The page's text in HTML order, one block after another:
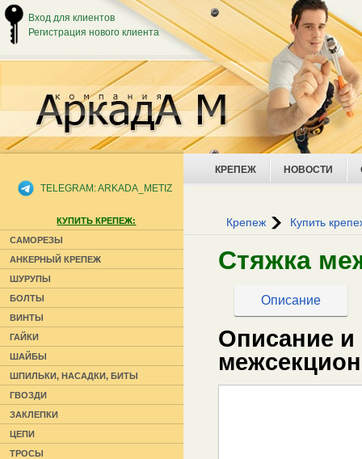
КРЕПЕЖ НОВОСТИ
Крепеж Купить
Стяжка
Описание
Описание и
TELEGRAM: ARKADA_METIZ
КУПИТЬ КРЕПЕЖ:
САМОРЕЗЫ
АНКЕРНЫЙ КРЕПЕЖ
ШУРУПЫ
БОЛТЫ
ВИНТЫ
ГАЙКИ
ШАЙБЫ
ШПИЛЬКИ, НАСАДКИ, БИТЫ
ГВОЗДИ
ЗАКЛЕПКИ
ЦЕПИ
ТРОСЫ
Вход для клиентов
Регистрация нового клиента